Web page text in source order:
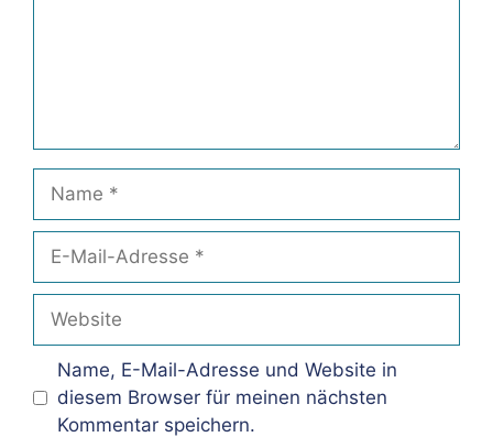
Mail-
Adresse
Name, E-Mail-Adresse und Website in
diesem Browser für meinen nächsten
Kommentar speichern.